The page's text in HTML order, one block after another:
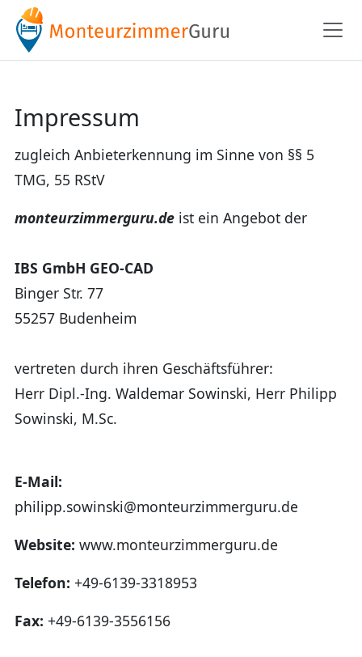
Impressum
zugleich Anbieterkennung im Sinne von §§ 5
TMG, 55 RStV
monteurzimmerguru.deist ein Angebot der
IBS GmbH GEO-CAD
Binger Str. 77
55257 Budenheim
vertreten durch ihren Geschäftsführer:
Herr Dipl.-Ing. Waldemar Sowinski, Herr Philipp
Sowinski, M.Sc.
E-Mail:
philipp.sowinski@monteurzimmerguru.de
Website: www.monteurzimmerguru.de
Telefon: +49-6139-3318953
Fax: +49-6139-3556156